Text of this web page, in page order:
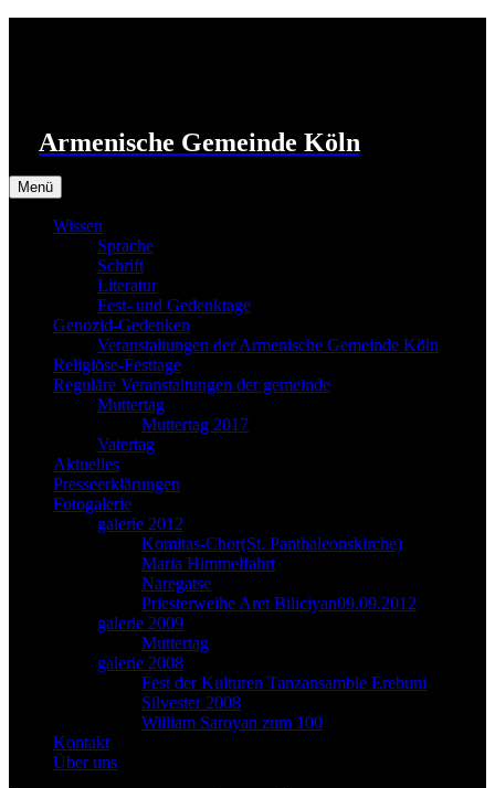
Armenische Gemeinde Köln
Menü
Wissen
Sprache
Schrift
Literatur
Fest- und Gedenktage
Genozid-Gedenken
Veranstaltungen der Armenische Gemeinde Köln
Religiöse-Festtage
Reguläre Veranstaltungen der gemeinde
Muttertag
Muttertag 2017
Vatertag
Aktuelles
Presseerklärungen
Fotogalerie
galerie 2012
Komitas-Chor(St. Panthaleonskirche)
Maria Himmelfahrt
Naregatse
Priesterweihe Aret Biliciyan09.09.2012
galerie 2009
Muttertag
galerie 2008
Fest der Kulturen Tanzansamble Erebuni
Silvester 2008
William Saroyan zum 100
Kontakt
Über uns